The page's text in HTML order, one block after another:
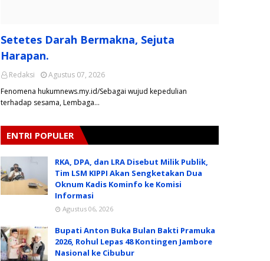
Setetes Darah Bermakna, Sejuta
Harapan.
Redaksi
Agustus 07, 2026
Fenomena hukumnews.my.id/Sebagai wujud kepedulian
terhadap sesama, Lembaga…
ENTRI POPULER
RKA, DPA, dan LRA Disebut Milik Publik,
Tim LSM KIPPI Akan Sengketakan Dua
Oknum Kadis Kominfo ke Komisi
Informasi
Agustus 06, 2026
Bupati Anton Buka Bulan Bakti Pramuka
2026, Rohul Lepas 48 Kontingen Jambore
Nasional ke Cibubur